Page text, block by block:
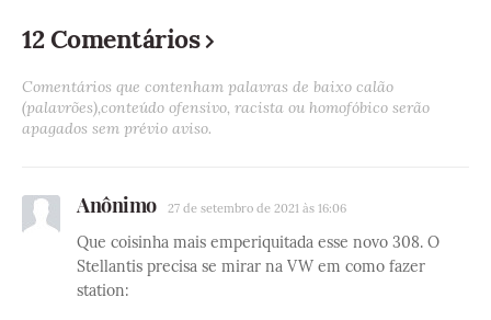
12 Comentários
Comentários que contenham palavras de baixo calão
(palavrões),conteúdo ofensivo, racista ou homofóbico serão
apagados sem prévio aviso.
Anônimo 27 de setembro de 2021 às 16:06
Que coisinha mais emperiquitada esse novo 308. O
Stellantis precisa se mirar na VW em como fazer
station: